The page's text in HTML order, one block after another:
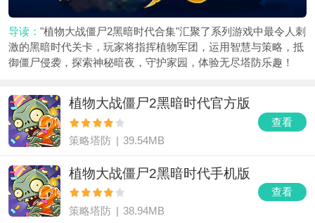
导读："植物大战僵尸2黑暗时代合集"汇聚了系列游戏中最令人刺
激的黑暗时代关卡，玩家将指挥植物军团，运用智慧与策略，抵
御僵尸侵袭，探索神秘暗夜，守护家园，体验无尽塔防乐趣！
查看
植物大战僵尸2黑暗时代官方版
策略塔防 | 39.54MB
查看
植物大战僵尸2黑暗时代手机版
策略塔防 | 38.94MB